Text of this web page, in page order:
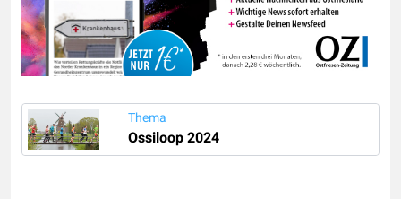
Thema
Ossiloop 2024